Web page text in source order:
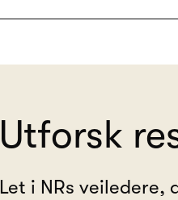
Utforsk
Let i NRs veiledere,